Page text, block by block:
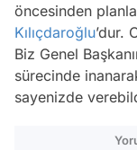
öncesinden
Kılıçdaroğlu’dur.
Biz Genel
sürecinde
sayenizde